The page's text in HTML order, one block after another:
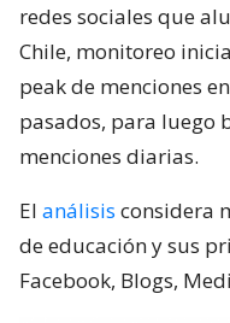
redes sociales que
Chile, monitoreo
peak de menciones
pasados, para luego
menciones diarias.
El análisis considera
de educación y sus
Facebook, Blogs,